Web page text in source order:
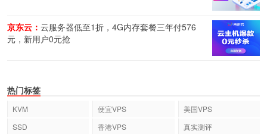
京东云： 云服务器低至1折，4G内存套餐三年付576
元，新用户0元抢
热门标签
KVM 便宜VPS
美国VPS
SSD
香港VPS
真实测评